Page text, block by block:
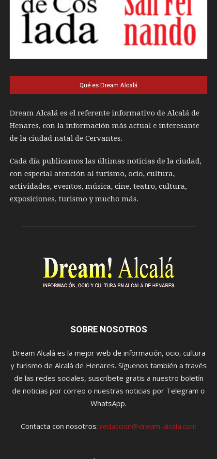
Qué es Dream Alcalá
Dream Alcalá es el referente informativo de Alcalá de
Henares, con la información más actual e interesante
de la ciudad natal de Cervantes.
Cada día publicamos las últimas noticias de la ciudad,
con especial atención al turismo, ocio, cultura,
actividades, eventos, música, cine, teatro, cultura,
exposiciones, turismo y mucho más.
SOBRE NOSOTROS
Dream Alcalá es la mejor web de información, ocio, cultura
y turismo de Alcalá de Henares. Síguenos también a través
de las redes sociales, suscríbete gratis a nuestro boletín
de noticias por correo o nuestras noticias por Telegram o
WhatsApp.
Contacta con nosotros: redaccion@dream-alcala.com